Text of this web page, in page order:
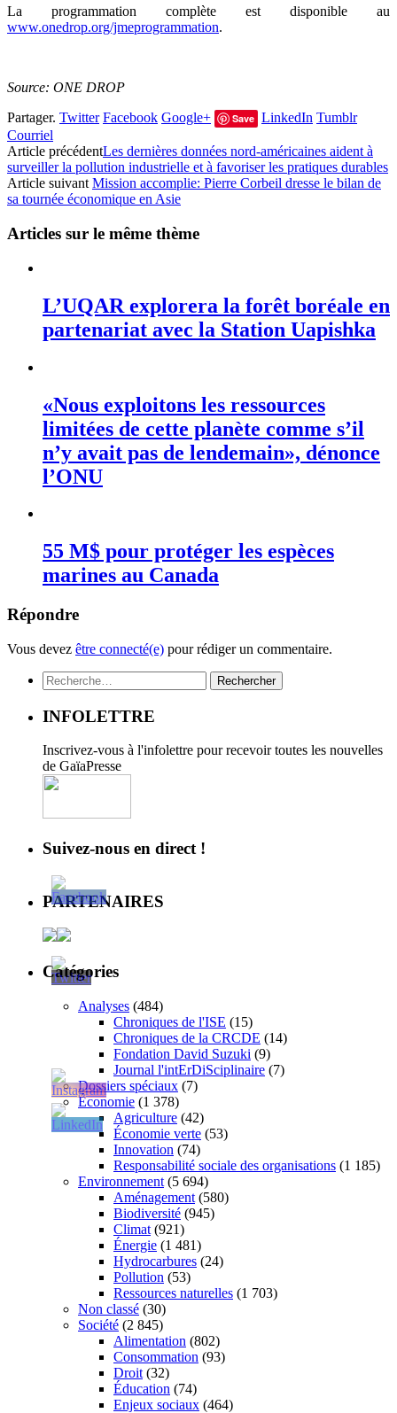
La programmation complète est disponible au
www.onedrop.org/jmeprogrammation.
Source: ONE DROP
Partager. Twitter Facebook Google+ Save LinkedIn Tumblr
Courriel
Article précédentLes dernières données nord-américaines aident à
surveiller la pollution industrielle et à favoriser les pratiques durables
Article suivantMission accomplie: Pierre Corbeil dresse le bilan de
sa tournée économique en Asie
Articles sur le même thème
L’UQAR explorera la forêt boréale en
partenariat avec la Station Uapishka
«Nous exploitons les ressources
limitées de cette planète comme s’il
n’y avait pas de lendemain», dénonce
l’ONU
55 M$ pour protéger les espèces
marines au Canada
Répondre
Vous devez être connecté(e) pour rédiger un commentaire.
Rechercher :
INFOLETTRE
Inscrivez-vous à l'infolettre pour recevoir toutes les nouvelles
de GaïaPresse
Suivez-nous en direct !
PARTENAIRES
Catégories
Analyses (484)
Chroniques de l'ISE (15)
Chroniques de la CRCDE (14)
Fondation David Suzuki (9)
Journal l'intErDiSciplinaire (7)
Dossiers spéciaux (7)
Économie (1 378)
Agriculture (42)
Économie verte (53)
Innovation (74)
Responsabilité sociale des organisations (1 185)
Environnement (5 694)
Aménagement (580)
Biodiversité (945)
Climat (921)
Énergie (1 481)
Hydrocarbures (24)
Pollution (53)
Ressources naturelles (1 703)
Non classé (30)
Société (2 845)
Alimentation (802)
Consommation (93)
Droit (32)
Éducation (74)
Enjeux sociaux (464)